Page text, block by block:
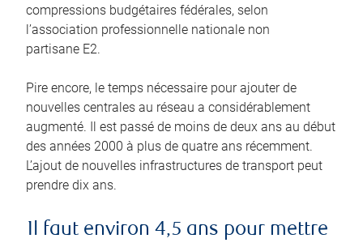
compressions budgétaires fédérales, selon
l’association professionnelle nationale non
partisane E2.
Pire encore, le temps nécessaire pour ajouter de
nouvelles centrales au réseau a considérablement
augmenté. Il est passé de moins de deux ans au début
des années 2000 à plus de quatre ans récemment.
L’ajout de nouvelles infrastructures de transport peut
prendre dix ans.
Il faut environ 4,5 ans pour mettre